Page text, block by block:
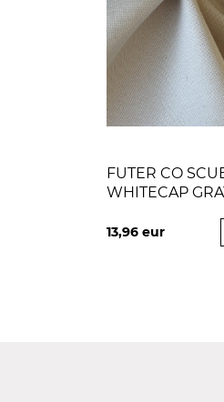
FUTER CO
WHITECAP
13,96 eur